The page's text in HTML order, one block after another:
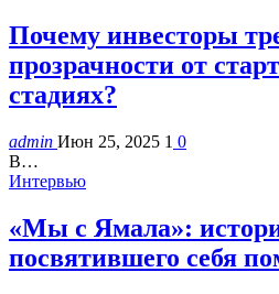
Почему инвесторы
прозрачности от
стадиях?
admin Июн 25, 2025 1 0
В…
Интервью
«Мы с Ямала»:
посвятившего себя